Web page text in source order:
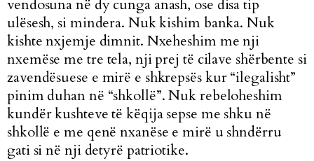
vendosuna në dy cunga anash, ose disa tip
ulësesh, si mindera. Nuk kishim banka. Nuk
kishte nxjemje dimnit. Nxeheshim me nji
nxemëse me tre tela, nji prej të cilave shërbente si
zavendësuese e mirë e shkrepsës kur “ilegalisht”
pinim duhan në “shkollë”. Nuk rebeloheshim
kundër kushteve të këqija sepse me shku në
shkollë e me qenë nxanëse e mirë u shndërru
gati si në nji detyrë patriotike.